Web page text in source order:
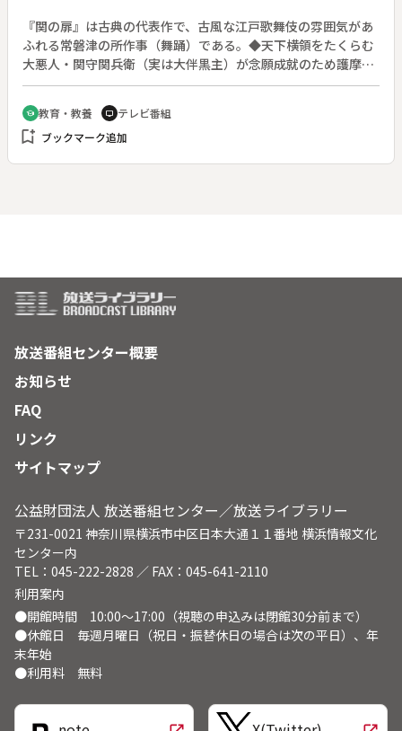
『関の扉』は古典の代表作で、古風な江戸歌舞伎の雰囲気があ
ふれる常磐津の所作事（舞踊）である。◆天下横領をたくらむ
大悪人・関守関兵衛（実は大伴黒主）が念願成就のため護摩木
にしようと梅の木を切ろうとすると、「小町桜の精」が現われ
て黒主を悩ます。主人公の関兵衛は強い個性を持つ役で、各場
面の踊りが見どころである。◆副音声は英語
school 教育・教養 tv テレビ番組
bookmark_add ブックマーク追加
放送番組センター概要
お知らせ
FAQ
リンク
サイトマップ
公益財団法人 放送番組センター／放送ライブラリー
〒231-0021 神奈川県横浜市中区日本大通１１番地 横浜情報文化
センター内
TEL：045-222-2828 ／ FAX：045-641-2110
利用案内
●開館時間 10:00～17:00（視聴の申込みは閉館30分前まで）
●休館日 毎週月曜日（祝日・振替休日の場合は次の平日）、年
末年始
●利用料 無料